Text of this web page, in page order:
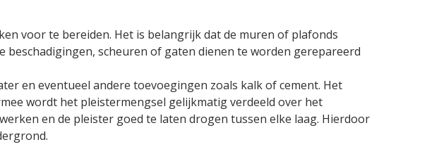
voor te bereiden. Het is belangrijk dat de muren of plafonds
scheuren of gaten dienen te worden gerepareerd
en eventueel andere toevoegingen zoals kalk of cement. Het
wordt het pleistermengsel gelijkmatig verdeeld over het
en de pleister goed te laten drogen tussen elke laag. Hierdoor